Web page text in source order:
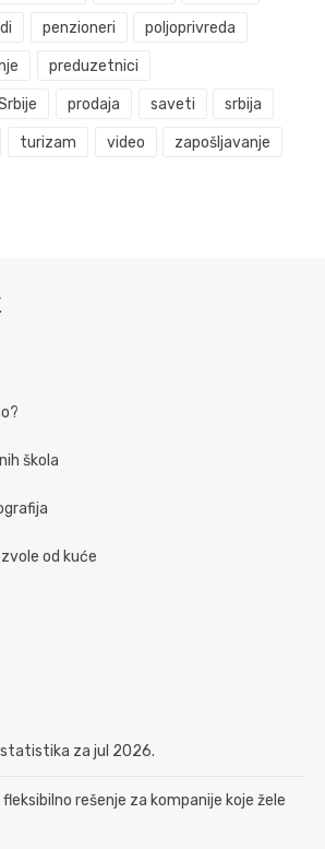
penzioneri poljoprivreda
preduzetnici
prodaja saveti srbija
turizam video zapošljavanje
škola
od kuće
statistika za jul 2026.
rešenje za kompanije koje žele